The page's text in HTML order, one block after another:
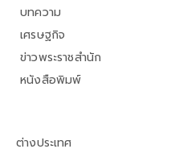
บทความ
เศรษฐกิจ
ข่าวพระราชสำนัก
หนังสือพิมพ์
ต่างประเทศ